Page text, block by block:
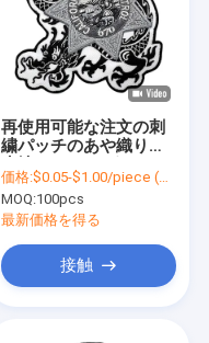
再使用可能な注文の刺
繍パッチのあや織りの
テルによって刺繍され
るロゴ パッチ
価格:$0.05-$1.00/piece (depends on the design and order quantity)
MOQ:100pcs
最新価格を得る
接触